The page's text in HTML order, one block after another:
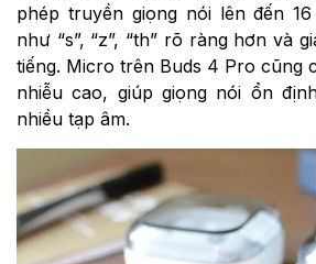
phép truyền giọng nói lên đến
như “s”, “z”, “th” rõ ràng hơn và
tiếng. Micro trên Buds 4 Pro cũng
nhiễu cao, giúp giọng nói ổn
nhiều tạp âm.